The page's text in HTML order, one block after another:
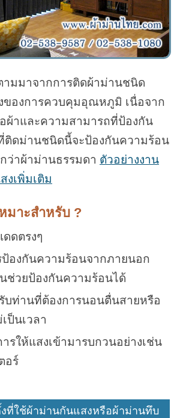
ามมาจากการติดผ้าม่านชนิด
ของการควบคุมอุณหภูมิ เนื่อจาก
ผ้าและความสามารถที่ป้องกัน
ติดม่านชนิดนี้จะป้องกันความร้อน
ว่าผ้าม่านธรรมดา ตัวอย่างงาน
งเพิ่มเติม
มาะสำหรับ ?
ดตรงๆ
ป้องกันความร้อนจากภายนอก
ช่วยป้องกันความร้อนได้
บท่านที่ต้องการนอนตื่นสายหรือ
ป็นเวลา
รให้แสงเข้ามารบกวนอย่างเช่น
อร์
ที่ใช้ผ้าม่านกันแสงหรือผ้าม่านทึบ